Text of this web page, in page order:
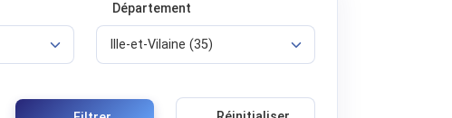
Département